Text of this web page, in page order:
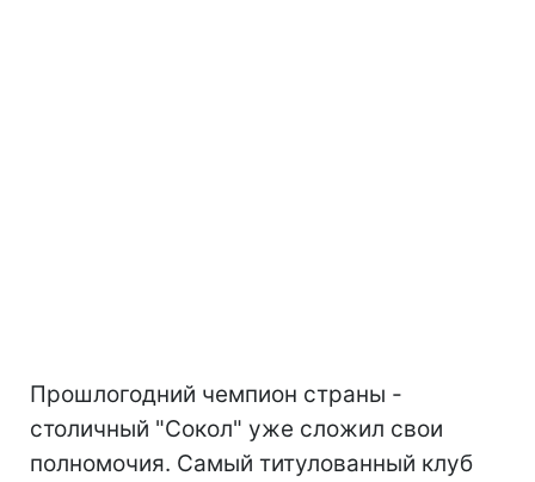
Прошлогодний чемпион страны -
столичный "Сокол" уже сложил свои
полномочия. Самый титулованный клуб